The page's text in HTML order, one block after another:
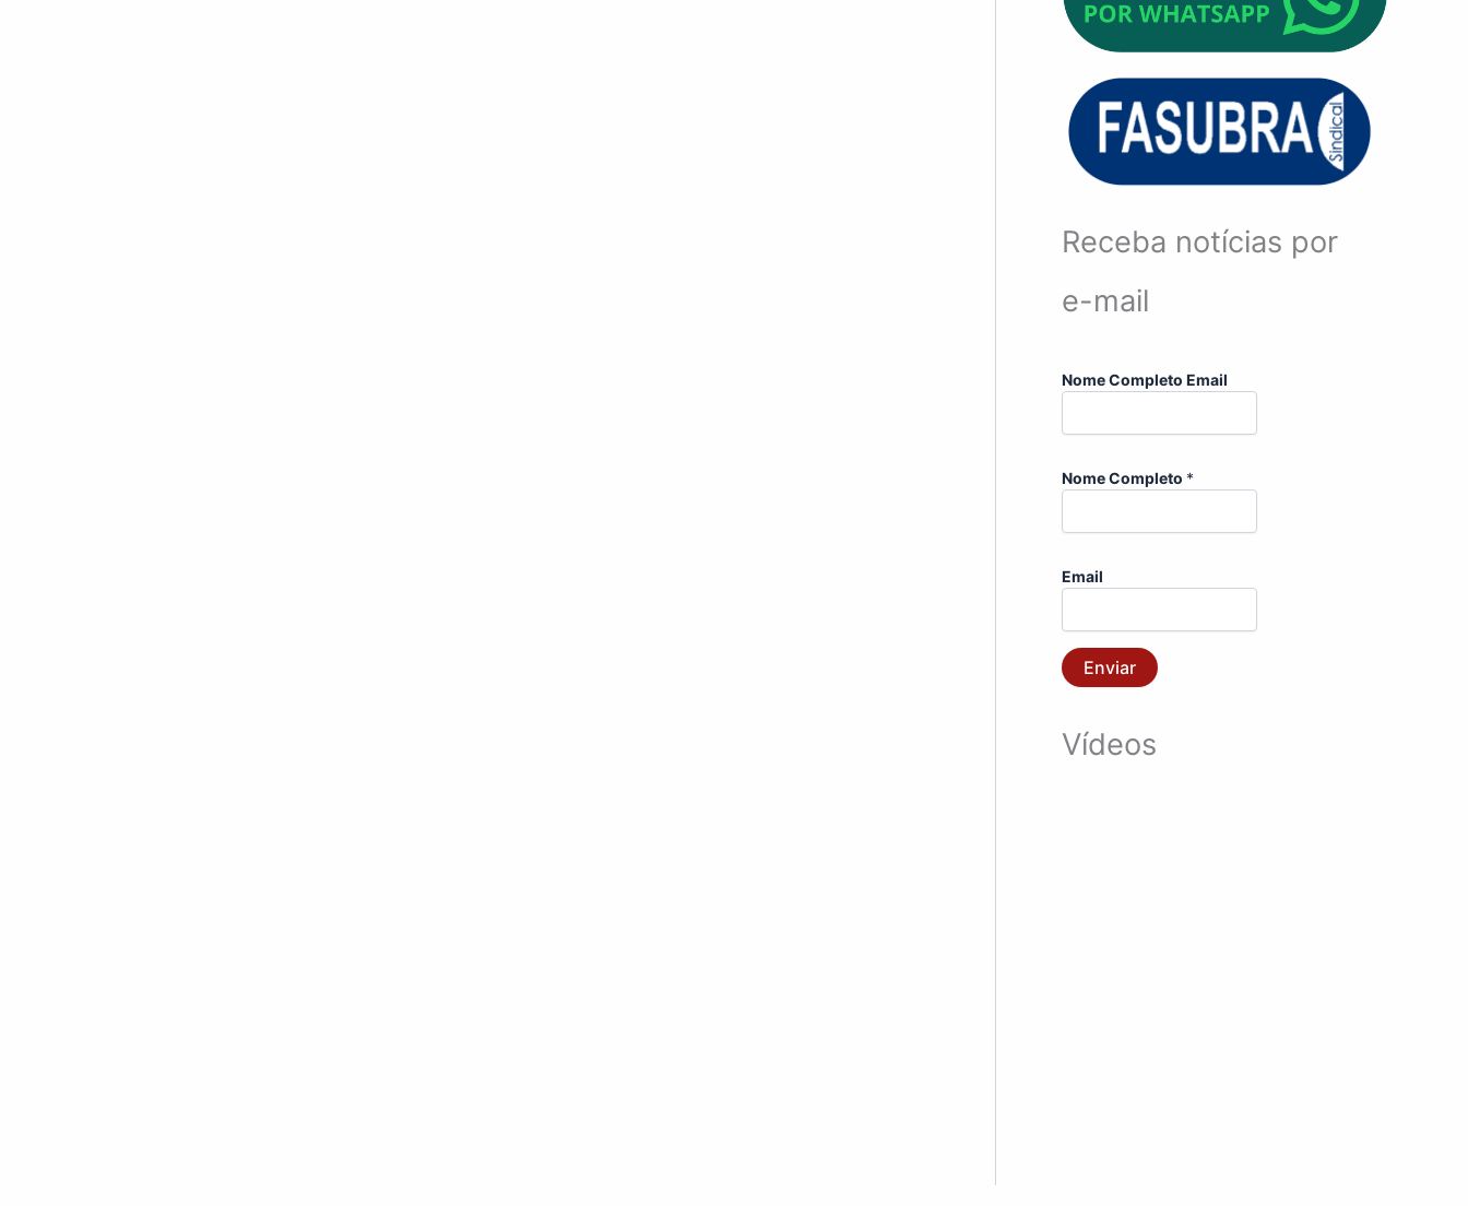
Receba notícias por
e-mail
Nome Completo Email
Nome Completo *
Email
Enviar
Vídeos